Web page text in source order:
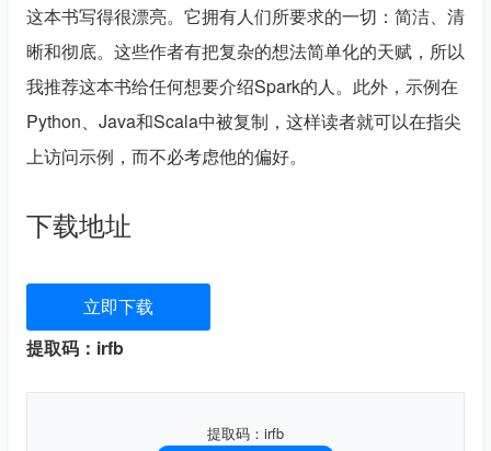
这本书写得很漂亮。它拥有人们所要求的一切：简洁、清
晰和彻底。这些作者有把复杂的想法简单化的天赋，所以
我推荐这本书给任何想要介绍Spark的人。此外，示例在
Python、Java和Scala中被复制，这样读者就可以在指尖
上访问示例，而不必考虑他的偏好。
下载地址
立即下载
提取码：irfb
提取码：irfb